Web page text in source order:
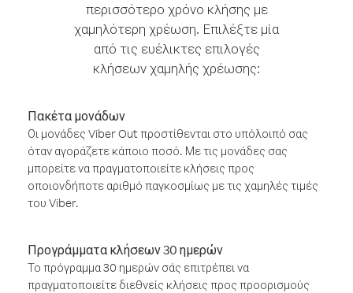
περισσότερο χρόνο κλήσης με
χαμηλότερη χρέωση. Επιλέξτε μία
από τις ευέλικτες επιλογές
κλήσεων χαμηλής χρέωσης:
Πακέτα μονάδων
Οι μονάδες Viber Out προστίθενται στο υπόλοιπό σας
όταν αγοράζετε κάποιο ποσό. Με τις μονάδες σας
μπορείτε να πραγματοποιείτε κλήσεις προς
οποιονδήποτε αριθμό παγκοσμίως με τις χαμηλές τιμές
του Viber.
Προγράμματα κλήσεων 30 ημερών
Το πρόγραμμα 30 ημερών σάς επιτρέπει να
πραγματοποιείτε διεθνείς κλήσεις προς προορισμούς